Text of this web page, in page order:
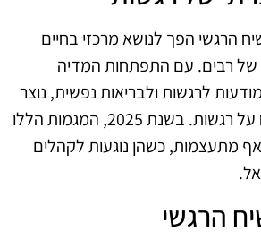
הרגשי הפך לנושא מרכזי בחיים
של רבים. עם התפתחות המדיה
לרגשות ולבריאות נפשית, נוצר
צורך גובר בדיון פתוח על רגשות. בשנת 2025, המגמות הללו
מתעצמות, כשהן נוגעות לקהלים
הרגשי